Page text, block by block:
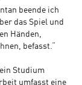
beende ich
das Spiel und
Händen,
befasst.“
Studium
umfasst eine